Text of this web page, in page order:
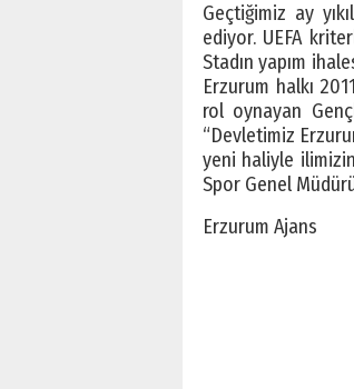
Geçtiğimiz ay
ediyor. UEFA
Stadın yapım
Erzurum halkı
rol oynayan
“Devletimiz
yeni haliyle
Spor Genel
Erzurum Ajans